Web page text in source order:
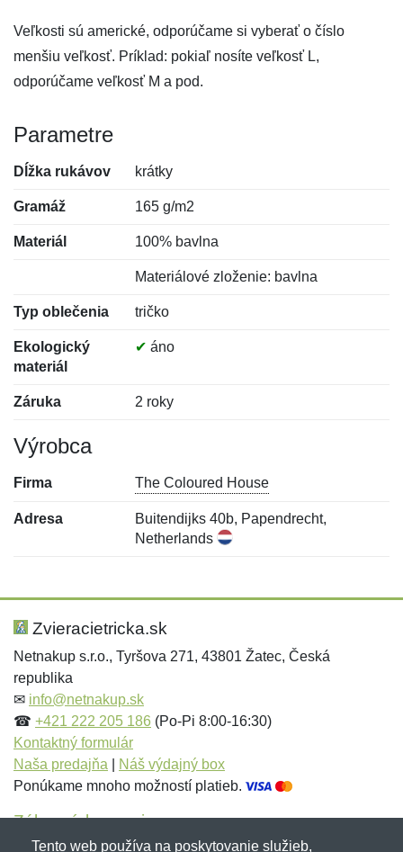
Veľkosti sú americké, odporúčame si vyberať o číslo
menšiu veľkosť. Príklad: pokiaľ nosíte veľkosť L,
odporúčame veľkosť M a pod.
Parametre
Dĺžka rukávov krátky
Gramáž 165 g/m2
Materiál 100% bavlna
Materiálové zloženie: bavlna
Typ oblečenia tričko
Ekologický
materiál
✔ áno
Záruka 2 roky
Výrobca
Firma The Coloured House
Adresa
Buitendijks 40b, Papendrecht,
Netherlands
Hodnotenie:
Meno:*
E-mail:
Meno:
E-mail:*
Správa*
Zvieracietricka.sk
Netnakup s.r.o., Tyršova 271, 43801 Žatec, Česká
republika
✉ info@netnakup.sk
☎ +421 222 205 186 (Po-Pi 8:00-16:30)
Kontaktný formulár
Naša predajňa
Náš výdajný box
Ponúkame mnoho možností platieb.
Zákaznícky servis
Tento web používa na poskytovanie služieb,